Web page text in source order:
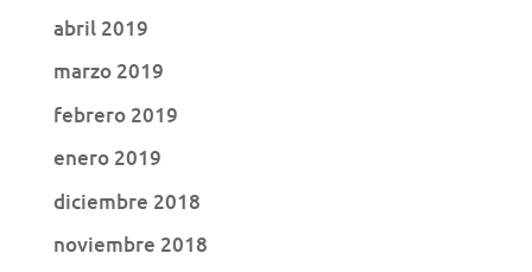
abril 2019
marzo 2019
febrero 2019
enero 2019
diciembre 2018
noviembre 2018